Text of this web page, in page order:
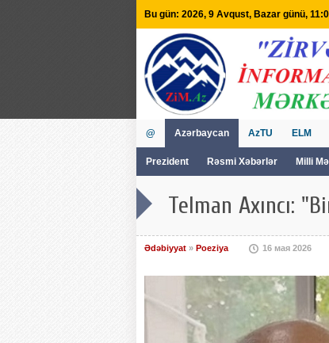
Bu gün: 2026, 9 Avqust, Bazar günü,
@ Azərbaycan
Prezident Rəsmi Xəbərlər Milli
AzTU ELM
Telman Axıncı:
Ədəbiyyat » Poeziya 16 мая 2026